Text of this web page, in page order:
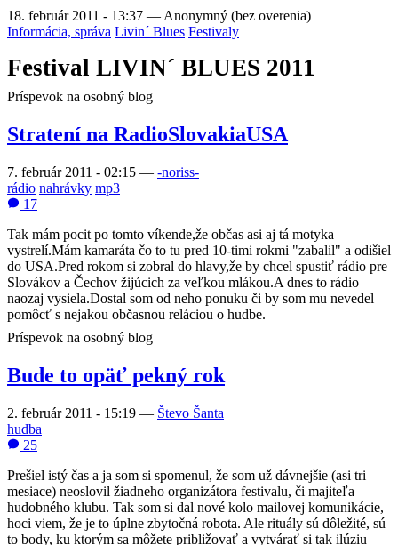
18. február 2011 - 13:37 — Anonymný (bez overenia)
Informácia, správa Livin´ Blues Festivaly
Festival LIVIN´ BLUES 2011
Príspevok na osobný blog
Stratení na RadioSlovakiaUSA
7. február 2011 - 02:15 — -noriss-
rádio nahrávky mp3
17
Tak mám pocit po tomto víkende,že občas asi aj tá motyka
vystrelí.Mám kamaráta čo to tu pred 10-timi rokmi "zabalil" a odišiel
do USA.Pred rokom si zobral do hlavy,že by chcel spustiť rádio pre
Slovákov a Čechov žijúcich za veľkou mlákou.A dnes to rádio
naozaj vysiela.Dostal som od neho ponuku či by som mu nevedel
pomôcť s nejakou občasnou reláciou o hudbe.
Príspevok na osobný blog
Bude to opäť pekný rok
2. február 2011 - 15:19 — Števo Šanta
hudba
25
Prešiel istý čas a ja som si spomenul, že som už dávnejšie (asi tri
mesiace) neoslovil žiadneho organizátora festivalu, či majiteľa
hudobného klubu. Tak som si dal nové kolo mailovej komunikácie,
hoci viem, že je to úplne zbytočná robota. Ale rituály sú dôležité, sú
to body, ku ktorým sa môžete približovať a vytvárať si tak ilúziu